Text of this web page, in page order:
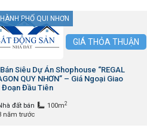
PHỐ QUI NHƠN
GIÁ THỎA THUẬN
Siêu Dự Án Shophouse “REGAL
QUY NHƠN” – Giá Ngoại Giao
Đoạn Đầu Tiên
đất bán 100m2
năm trước